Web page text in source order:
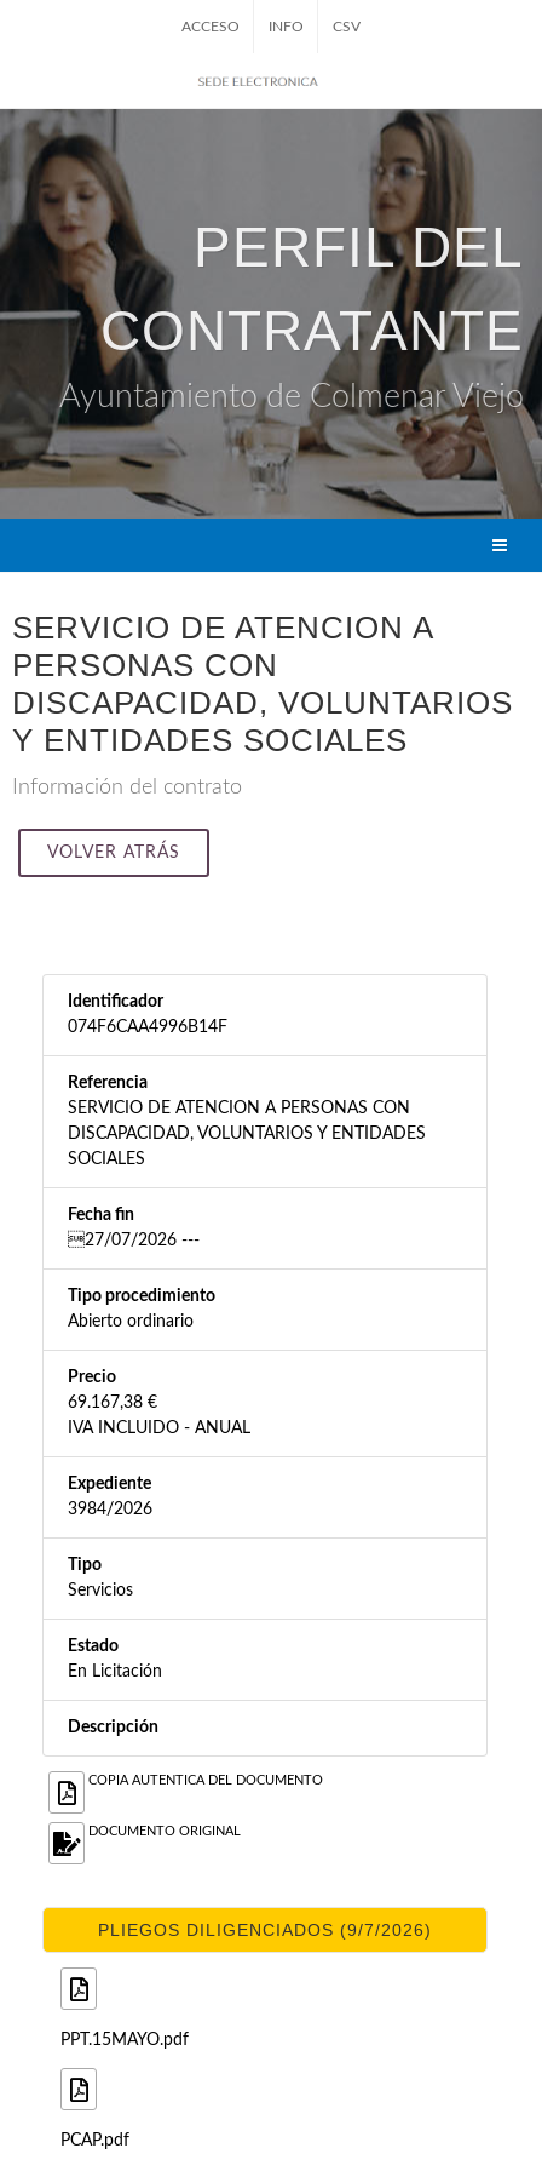
ACCESO INFO CSV
PERFIL DEL
CONTRATANTE
Ayuntamiento de Colmenar Viejo
SERVICIO DE ATENCION A
PERSONAS CON
DISCAPACIDAD, VOLUNTARIOS
Y ENTIDADES SOCIALES
Información del contrato
VOLVER ATRÁS
Identificador
074F6CAA4996B14F
Referencia
SERVICIO DE ATENCION A PERSONAS CON
DISCAPACIDAD, VOLUNTARIOS Y ENTIDADES
SOCIALES
Fecha fin
27/07/2026 ---
Tipo procedimiento
Abierto ordinario
Precio
69.167,38 €
IVA INCLUIDO - ANUAL
Expediente
3984/2026
Tipo
Servicios
Estado
En Licitación
Descripción
COPIA AUTENTICA DEL DOCUMENTO
DOCUMENTO ORIGINAL
PLIEGOS DILIGENCIADOS (9/7/2026)
PPT.15MAYO.pdf
PCAP.pdf